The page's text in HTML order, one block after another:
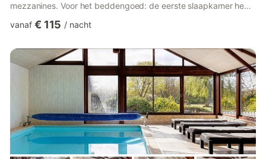
mezzanines. Voor het beddengoed: de eerste slaapkamer heeft
tweepersoonsbed en een eenpersoonsbed. Op de mezzanine
bevinden zich op de mezzanine en staan dus in open
verbinding met de grote ruimte. Grote ruimtes staan tot uw
beschikking zoals het privé terras, het pri...
vanaf € 115 / nacht